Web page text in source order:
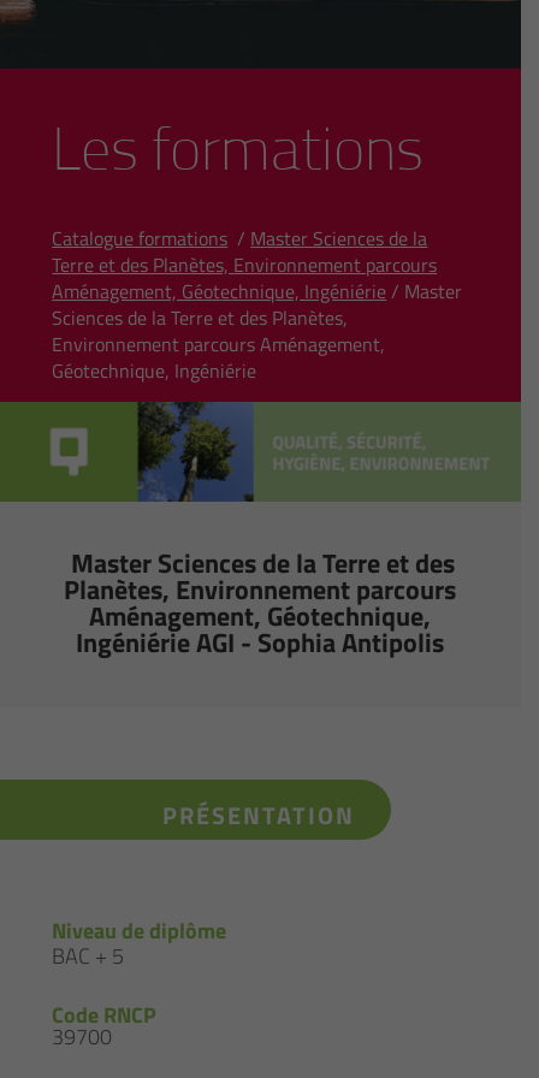
Les formations
Catalogue formations / Master Sciences de la
Terre et des Planètes, Environnement parcours
Aménagement, Géotechnique, Ingéniérie/ Master
Sciences de la Terre et des Planètes,
Environnement parcours Aménagement,
Géotechnique, Ingéniérie
Master Sciences de la Terre et des
Planètes, Environnement parcours
Aménagement, Géotechnique,
Ingéniérie AGI - Sophia Antipolis
PRÉSENTATION
Niveau de diplôme
BAC + 5
Code RNCP
39700